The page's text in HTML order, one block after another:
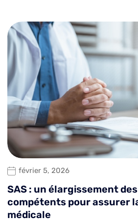
février 5, 2026
SAS : un élargissement
compétents pour assurer
médicale